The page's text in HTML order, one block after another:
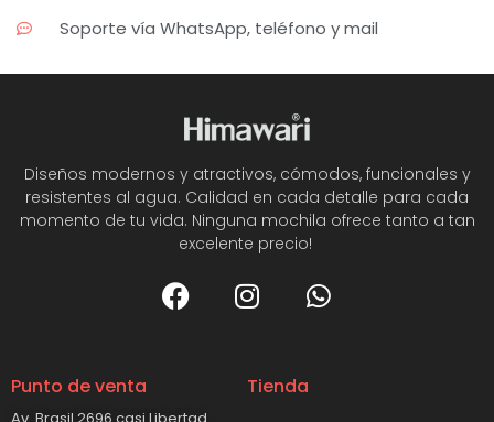
Soporte vía WhatsApp, teléfono y mail
Diseños modernos y atractivos, cómodos, funcionales y
resistentes al agua. Calidad en cada detalle para cada
momento de tu vida. Ninguna mochila ofrece tanto a tan
excelente precio!
Punto de venta Tienda